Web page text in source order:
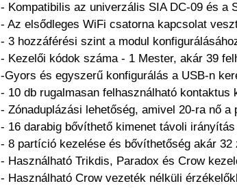
- Kompatibilis az univerzális SIA DC-09 és a
- Az elsődleges WiFi csatorna kapcsolat
- 3 hozzáférési szint a modul
- Kezelői kódok száma - 1 Mester, akár 39
-Gyors és egyszerű konfigurálás a USB-n
- 10 db rugalmasan felhasználható
- Zónaduplázási lehetőség, amivel 20-ra nő
- 16 darabig bővíthető kimenet távoli
- 8 partíció kezelése és bővíthetőség akár
- Használható Trikdis, Paradox és Crow
- Használható Crow vezeték nélküli